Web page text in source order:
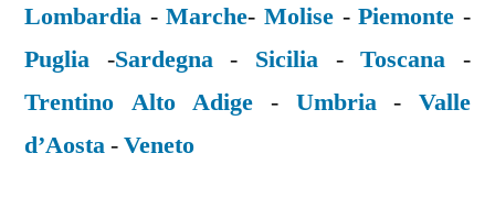
Lombardia -Marche-Molise -Piemonte -
Puglia -Sardegna- Sicilia -Toscana -
Trentino Alto Adige - Umbria-Valle
d’Aosta-Veneto